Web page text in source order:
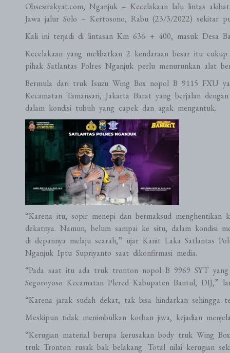
Obsesirakyat.com, Nganjuk – Kecelakaan lalu lintas
Jawa jalur Solo – Kertosono, Rabu (23/3/2022) sekitar
Kali ini terjadi di lintasan Km 636 + 400, masuk Desa
Kecelakaan yang melibatkan 2 kendaraan besar itu
pihak Satlantas Polres Nganjuk perlu menurunkan alat
Bermula dari truk Isuzu Wing Box nopol B 9115 FXU
Kecamatan Tamansari, Jakarta Barat yang berjalan
dalam kondisi tubuh yang capek dan agak mengantuk.
“Karena itu, sopir menepi dan bermaksud menghentikan
dekatnya. Namun, belum sampai ke situ, dalam kondisi
di depannya melaju searah,” ujar Kanit Laka Satlantas
Nganjuk Iptu Supriyanto saat dikonfirmasi media.
“Pada saat itu ada truk tronton nopol B 9969 SYT yang
Segoroyoso Kecamatan Plered Kabupaten Bantul, DIJ,”
“Karena jarak sudah dekat, tak bisa hindarkan sehingga
Meskipun tidak menimbulkan korban jiwa, kejadian
“Kerugian material berupa kerusakan body truk Wing
truk Tronton rusak bak belakang. Total nilai kerugian